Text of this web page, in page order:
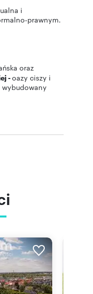
i
prawnym.
oraz
-oazy ciszy i
jachtowa.
z
wodnych.
1384 m2
do działki